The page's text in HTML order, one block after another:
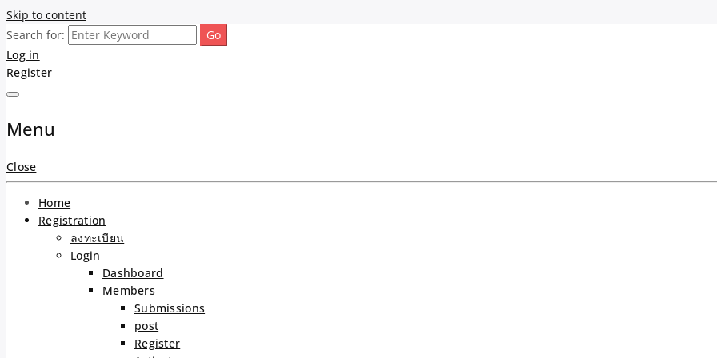
Skip to content
รับจ้างโพสต์ขายบ้าน ขายของ ติดหน้าแรก Google Ai
ความคุ้มค่า "ถูกและดีมีอยู่จริง" (เหมาะกับพ่อค้าแม่ค้า)
การันตีงานดี 100% ✨
ขายบ้านไม่ออก ขายสินค้าไม่ได้ บอกเรา! รับจ้างลงโพสต์อสังหาฯ รับโพสเว็บบอร์ดSEO ดันติดหน้าแรก Google AI ชัวร์ 🎯 … ให้เราจัดการให้! ด้วยร
Search for:
Log in
Register
Menu
Close
Home
Registration
ลงทะเบียน
Login
Dashboard
Members
Submissions
post
Register